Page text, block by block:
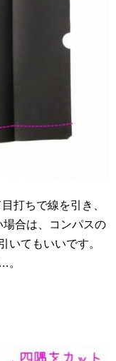
打ちで線を引き、
合は、コンパスの
いてもいいです。
。